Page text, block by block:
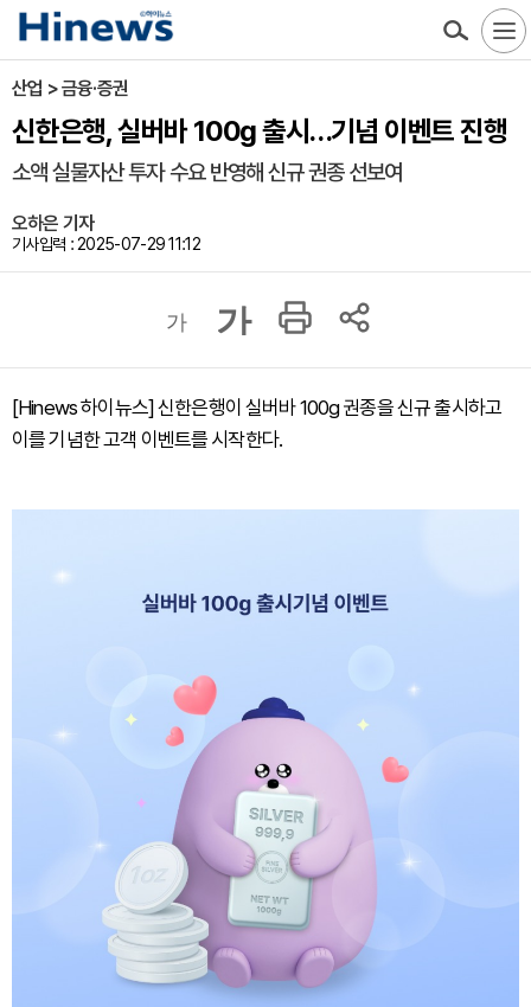
산업 > 금융·증권
신한은행, 실버바 100g 출시…기념 이벤트 진행
소액 실물자산 투자 수요 반영해 신규 권종 선보여
오하은 기자
기사입력 : 2025-07-29 11:12
가 가
[Hinews 하이뉴스] 신한은행이 실버바 100g 권종을 신규 출시하고
이를 기념한 고객 이벤트를 시작한다.